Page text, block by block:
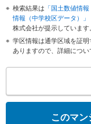
検索結果は 「国土数値情
情報（中学校区データ）」
株式会社が提示しています。
学区情報は通学区域を証
ありますので、詳細につ
このマ